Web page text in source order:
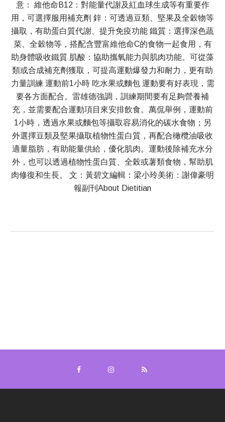
意： 維他命B12：對能量代謝及紅血球生成等有重要作
用，可選擇服用補充劑 鋅：可透過豆類、堅果及全穀物等
攝取，有助蛋白質代謝、提升免疫功能 鐵質：選擇深色蔬
菜、全穀物等，搭配含豐富維他命C的食物一起食用，有
助身體吸收鐵質 肌酸：協助攜氧能力與肌肉功能。可從藻
類或合成補充劑獲取，可提高運動爆發力和耐力，更有助
力量訓練 運動前1小時 吃水果或麵包 運動要有好表現，需
要各方面配合。雷雄德強調，訓練期間要有足夠營養補
充，並需要配合運動項目來安排飲食。萬侃舉例，運動前
1小時，透過水果或麵包等攝取容易消化的碳水食物；另
外選擇豆類及堅果攝取植物性蛋白質，再配合橄欖油吸收
適量脂肪，有助能量供給，優化肌肉。運動後除補充水分
外，也可以透過植物性蛋白質、全榖或薯類食物，幫助肌
肉修復和生長。 文：黃碧文編輯：梁小玲美術：謝偉豪明
報副刊About Dietitian